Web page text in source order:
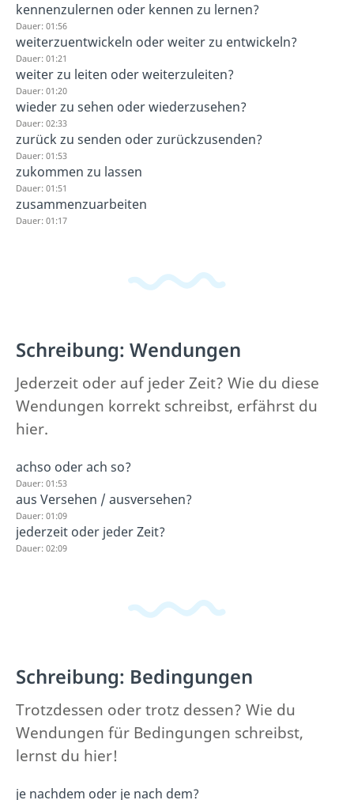
kennenzulernen oder kennen zu lernen?
Dauer: 01:56
weiterzuentwickeln oder weiter zu entwickeln?
Dauer: 01:21
weiter zu leiten oder weiterzuleiten?
Dauer: 01:20
wieder zu sehen oder wiederzusehen?
Dauer: 02:33
zurück zu senden oder zurückzusenden?
Dauer: 01:53
zukommen zu lassen
Dauer: 01:51
zusammenzuarbeiten
Dauer: 01:17
Schreibung: Wendungen
Jederzeit oder auf jeder Zeit? Wie du diese
Wendungen korrekt schreibst, erfährst du
hier.
achso oder ach so?
Dauer: 01:53
aus Versehen / ausversehen?
Dauer: 01:09
jederzeit oder jeder Zeit?
Dauer: 02:09
Schreibung: Bedingungen
Trotzdessen oder trotz dessen? Wie du
Wendungen für Bedingungen schreibst,
lernst du hier!
je nachdem oder je nach dem?